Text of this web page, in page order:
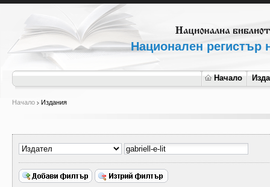
Национален регистър
Начало
Начало Издания